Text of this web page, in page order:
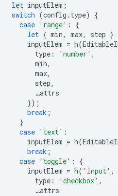
let inputElem ;
switch (config . type)
{
case 'range' :
{
let { min, max, step }
inputElem = h(
type : 'number' ,
min,
max,
step,
…attrs
});
break ;
}
case 'text' :
inputElem = h(
break ;
case 'toggle' :
{
inputElem = h( 'input' ,
type : 'checkbox' ,
…attrs